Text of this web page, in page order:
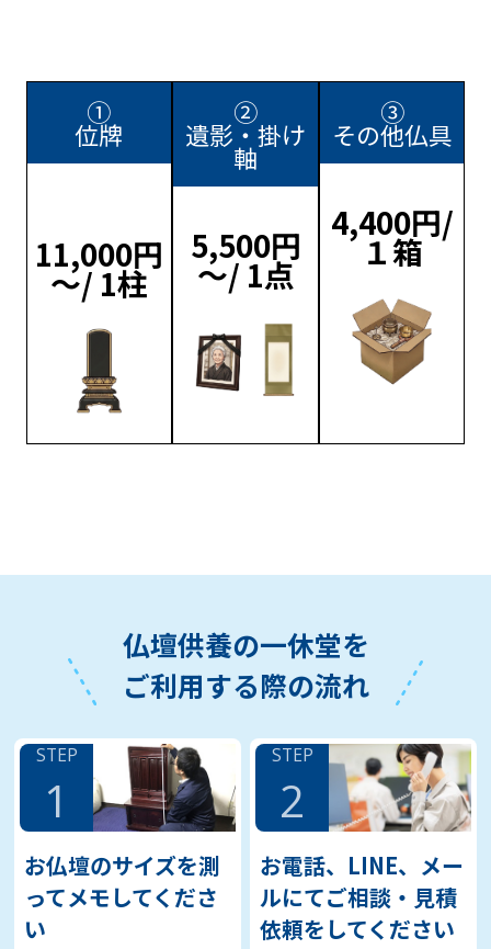
①
位牌
11,000円
～/ 1柱
②
遺影・掛け
軸
5,500円
～/ 1点
③
その他仏具
4,400円/
１箱
仏壇供養の一休堂を
ご利用する際の流れ
STEP
1
お仏壇のサイズを測
ってメモしてくださ
い
STEP
2
お電話、LINE、メー
ルにてご相談・見積
依頼をしてください